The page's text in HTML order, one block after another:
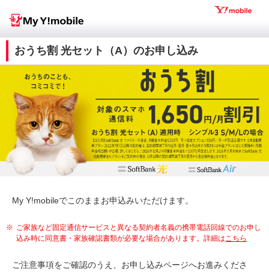
おうち割 光セット（A）のお申し込み
My Y!mobileでこのままお申込みいただけます。
※ ご家族など固定通信サービスと異なる契約者名義の携帯電話回線でのお申し
込み時に同意書・家族確認書類が必要な場合があります。詳細はこちら
ご注意事項をご確認のうえ、お申し込みページへお進みくださ